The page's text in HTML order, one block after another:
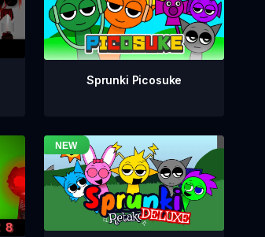
Sprunki Picosuke